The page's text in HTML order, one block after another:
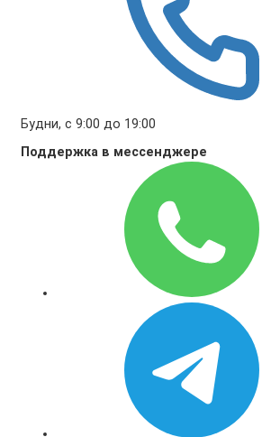
Будни, с 9:00 до 19:00
Поддержка в мессенджере